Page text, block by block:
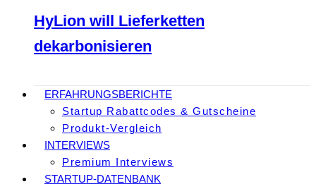
HyLion will Lieferketten
dekarbonisieren
ERFAHRUNGSBERICHTE
Startup Rabattcodes & Gutscheine
Produkt-Vergleich
INTERVIEWS
Premium Interviews
STARTUP-DATENBANK